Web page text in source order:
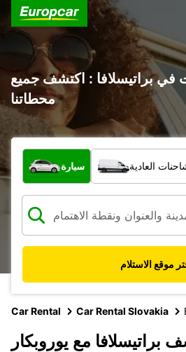
في براتيسلافا : اكتشف جميع
محطاتنا
ما نوع المركبة؟
سيارة العادية
موقع الاستلام
Car Rental Car Rental Slovakia
براتيسلافا مع يوروبكار